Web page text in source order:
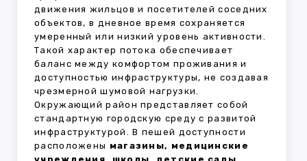
движения жильцов и посетителей соседних
объектов, в дневное время сохраняется
умеренный или низкий уровень активности.
Такой характер потока обеспечивает
баланс между комфортом проживания и
доступностью инфраструктуры, не создавая
чрезмерной шумовой нагрузки.
Окружающий район представляет собой
стандартную городскую среду с развитой
инфраструктурой. В пешей доступности
расположены магазины, медицинские